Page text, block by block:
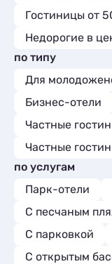
Гостиницы от
Недорогие в
по типу
Для
Бизнес-отели
Частные
Частные
по услугам
Парк-отели
С песчаным
С парковкой
С открытым